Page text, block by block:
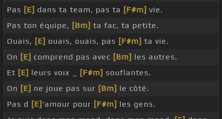
Pas [E] dans ta team, pas ta [F#m] vie.
Pas ton équipe, [Bm] ta fac, ta petite.
Ouais, [E] ouais, ouais, pas [F#m] ta vie.
On [E] comprend pas avec [Bm] les autres.
Et [E] leurs voix _ [F#m] souflantes.
On [E] ne joue pas sur [Bm] le côté.
Pas d [E] 'amour pour [F#m] les gens.